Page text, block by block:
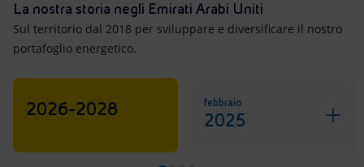
La nostra storia negli Emirati Arabi Uniti
Sul territorio dal 2018 per sviluppare e diversificare il nostro
portafoglio energetico.
2026-2028 febbraio
2025